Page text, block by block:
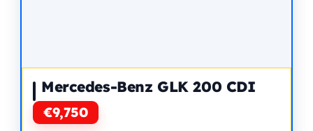
Mercedes-Benz GLK 200 CDI
€9,750